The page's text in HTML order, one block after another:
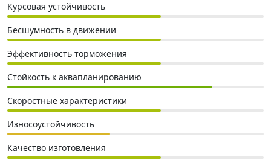
Курсовая устойчивость
Бесшумность в движении
Эффективность торможения
Стойкость к аквапланированию
Скоростные характеристики
Износоустойчивость
Качество изготовления